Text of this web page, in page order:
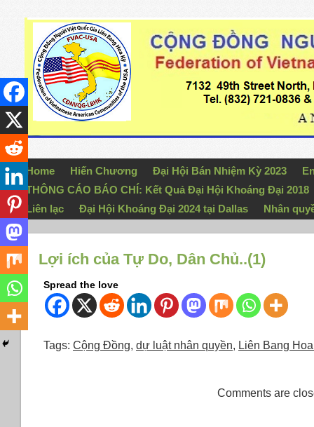
Home Hiến Chương Đại Hội Bán Nhiệm Kỳ 2023
THÔNG CÁO BÁO CHÍ: Kết Quả Đại Hội Khoáng Đại 2018
Liên lạc
Đại Hội Khoáng Đại 2024 tại Dallas Nhân
Lợi ích của Tự Do, Dân Chủ..(1)
Spread the love
Tags: Cộng Đồng, dự luật nhân quyền, Liên Bang
Comments are